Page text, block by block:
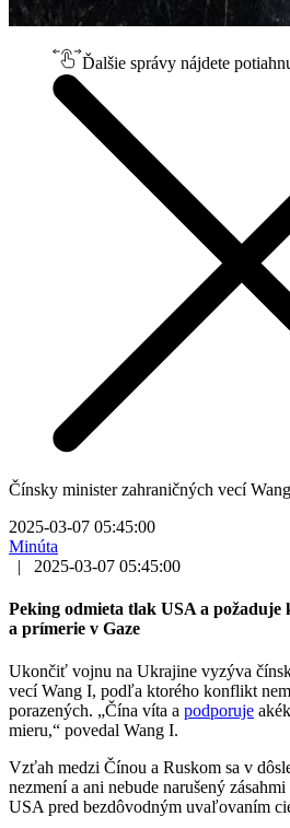
Ďalšie správy nájdete
Čínsky minister zahraničných vecí
2025-03-07 05:45:00
Minúta
|
2025-03-07 05:45:00
Peking odmieta tlak USA a
a prímerie v Gaze
Ukončiť vojnu na Ukrajine vyzýva
vecí Wang I, podľa ktorého konflikt
porazených. „Čína víta a podporuje
mieru,“ povedal Wang I.
Vzťah medzi Čínou a Ruskom sa v
nezmení a ani nebude narušený
USA pred bezdôvodným uvaľovaním